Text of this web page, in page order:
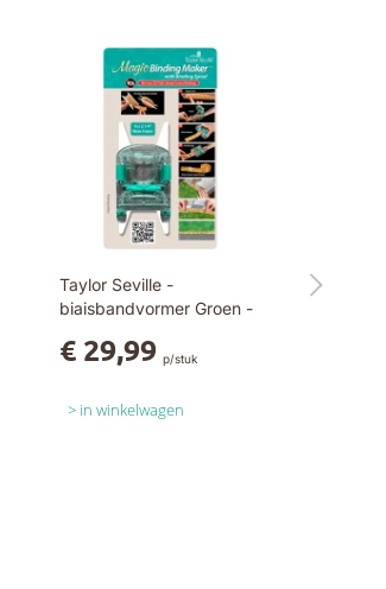
Taylor Seville -
biaisbandvormer Groen -
€ 29,99 p/stuk
in winkelwagen